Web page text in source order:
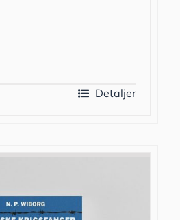
Detaljer